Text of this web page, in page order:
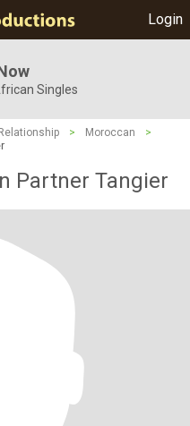
Login
Singles
> Moroccan
>
Partner Tangier